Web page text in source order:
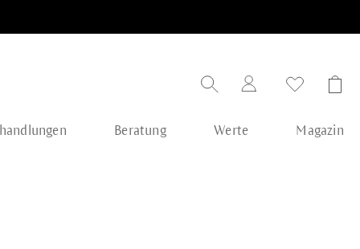
Beratung Werte Magazin